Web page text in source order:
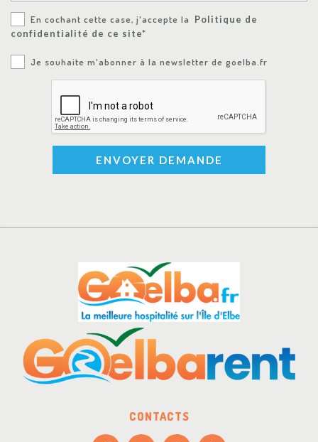
En cochant cette case, j'accepte la
Politique de
confidentialité de ce site*
Je souhaite m'abonner à la newsletter de goelba.fr
ENVOYER DEMANDE
CONTACTS